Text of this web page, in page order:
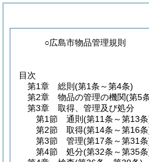
○広島市物品管理規則
目次
第1章
総則 (第1条～第4条)
第2章
物品の管理の機関(第5
第3章
取得、管理及び処分
第1節
通則 (第11条～第13
第2節
取得(第14条～第16
第3節
管理(第17条～第31
第4節
処分(第32条～第35